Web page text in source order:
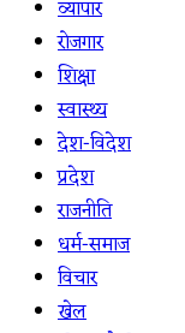
व्यापार
रोजगार
शिक्षा
स्वास्थ्य
देश-विदेश
प्रदेश
राजनीति
धर्म-समाज
विचार
खेल